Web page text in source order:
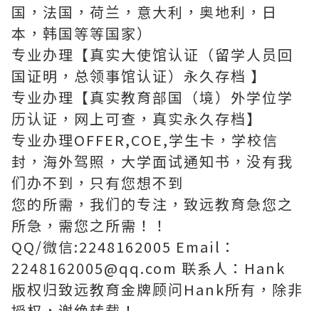
国，法国，荷兰，意大利，奥地利，日
本，韩国等等国家）
专业办理【真实大使馆认证（留学人员回
国证明，总领事馆认证）永久存档 】
专业办理【真实教育部国（境）外学位学
历认证，网上可查，真实永久存档】
专业办理OFFER,COE,学生卡，学校信
封，海外驾照，大学面试通知书，没有我
们办不到，只有您想不到
您的所需，我们的专注，致远教育急您之
所急，需您之所需！！
QQ/微信:2248162005 Email：
2248162005@qq.com 联系人：Hank
版权归致远教育金牌顾问Hank所有，除非